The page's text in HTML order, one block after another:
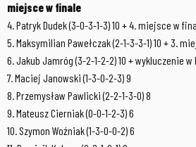
miejsce w finale
4. Patryk Dudek (3-0-3-1-3) 10 + 4. miejsce w
5. Maksymilian Pawełczak (2-1-3-3-1) 10 + 3.
6. Jakub Jamróg (3-2-1-2-2) 10 + wykluczenie w
7. Maciej Janowski (1-3-0-2-3) 9
8. Przemysław Pawlicki (2-2-1-3-0) 8
9. Mateusz Cierniak (0-0-1-2-3) 6
10. Szymon Woźniak (1-3-0-0-2) 6